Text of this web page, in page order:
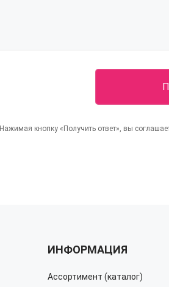
Нажимая кнопку «Получить ответ», вы
ИНФОРМАЦИЯ
Ассортимент (каталог)